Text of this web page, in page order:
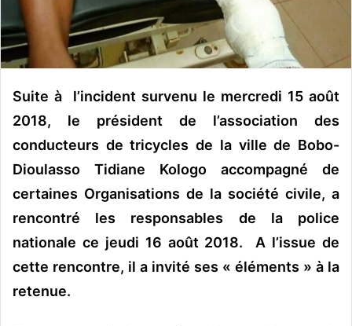
r
e
Suite à l’incident survenu le mercredi 15 août
2018, le président de l’association des
conducteurs de tricycles de la ville de Bobo-
Dioulasso Tidiane Kologo accompagné de
certaines Organisations de la société civile, a
rencontré les responsables de la police
nationale ce jeudi 16 août 2018. A l’issue de
cette rencontre, il a invité ses « éléments » à la
retenue.